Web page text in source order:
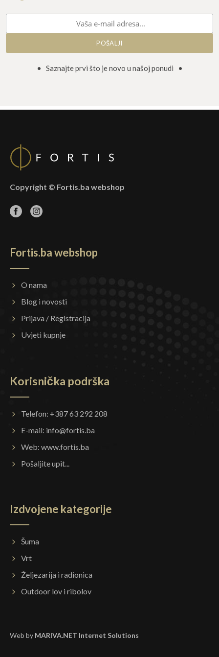
• Saznajte prvi što je novo u našoj ponudi •
Copyright © Fortis.ba webshop
Fortis.ba webshop
O nama
Blog i novosti
Prijava / Registracija
Uvjeti kupnje
Korisnička podrška
Telefon: +387 63 292 208
E-mail: info@fortis.ba
Web: www.fortis.ba
Pošaljite upit...
Izdvojene kategorije
Šuma
Vrt
Željezarija i radionica
Outdoor lov i ribolov
Web by MARIVA.NET Internet Solutions